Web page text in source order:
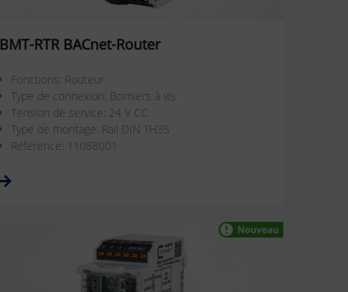
BMT-RTR BACnet-Router
Fonctions: Routeur
Type de connexion: Borniers à vis
Tension de service: 24 V CC
Type de montage: Rail DIN TH35
Référence: 11088001